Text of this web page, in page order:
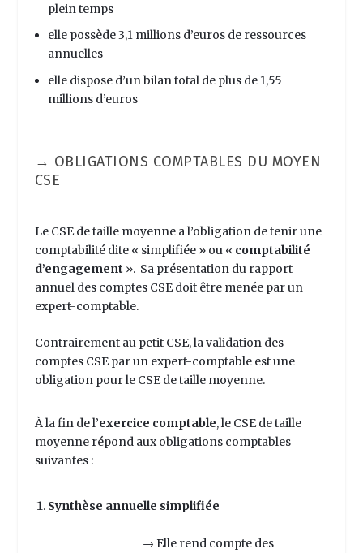
plein temps
elle possède 3,1 millions d’euros de ressources
annuelles
elle dispose d’un bilan total de plus de 1,55
millions d’euros
→ OBLIGATIONS COMPTABLES DU MOYEN
CSE
Le CSE de taille moyenne a l’obligation de tenir une
comptabilité dite « simplifiée» ou « comptabilité
d’engagement ». Sa présentation du rapport
annuel des comptes CSE doit être menée par un
expert-comptable.
Contrairement au petit CSE, la validation des
comptes CSE par un expert-comptable est une
obligation pour le CSE de taille moyenne.
À la fin de l’exercice comptable, le CSE de taille
moyenne répond aux obligations comptables
suivantes :
Synthèse annuelle simplifiée
→ Elle rend compte des